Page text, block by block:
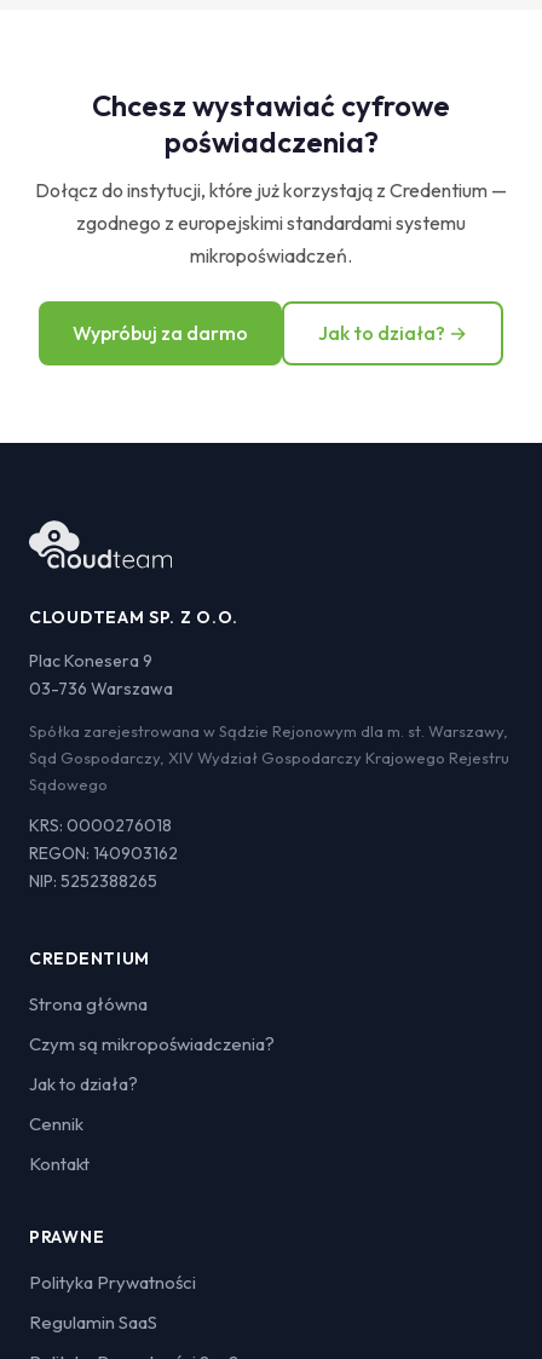
Chcesz wystawiać cyfrowe
poświadczenia?
Dołącz do instytucji, które już korzystają z Credentium —
zgodnego z europejskimi standardami systemu
mikropoświadczeń.
Wypróbuj za darmo Jak to działa? →
CLOUDTEAM SP. Z O.O.
Plac Konesera 9
03-736 Warszawa
Spółka zarejestrowana w Sądzie Rejonowym dla m. st. Warszawy,
Sąd Gospodarczy, XIV Wydział Gospodarczy Krajowego Rejestru
Sądowego
KRS: 0000276018
REGON: 140903162
NIP: 5252388265
CREDENTIUM
Strona główna
Czym są mikropoświadczenia?
Jak to działa?
Cennik
Kontakt
PRAWNE
Polityka Prywatności
Regulamin SaaS